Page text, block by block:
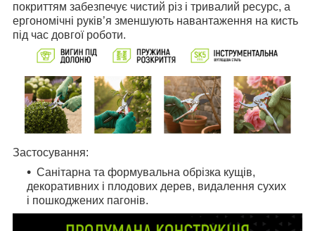
покриттям забезпечує чистий різ і тривалий ресурс, а
ергономічні руків’я зменшують навантаження на кисть
під час довгої роботи.
Застосування:
Санітарна та формувальна обрізка кущів,
декоративних і плодових дерев, видалення сухих
і пошкоджених пагонів.